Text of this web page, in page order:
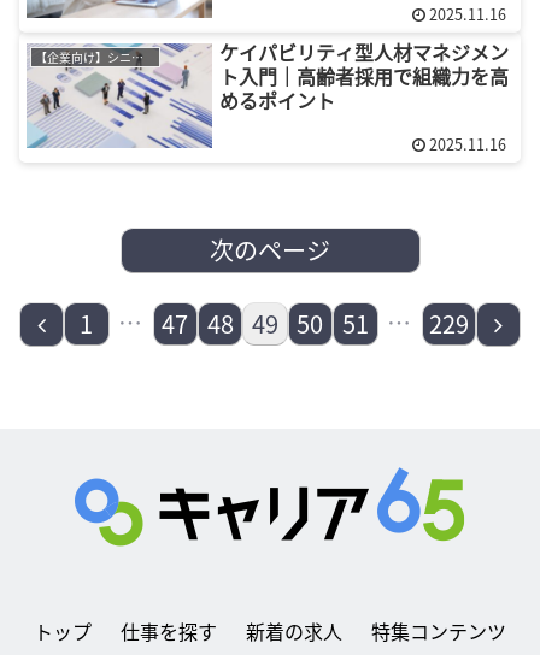
2025.11.16
【企業向け】シニア採用
ケイパビリティ型人材マネジメン
ト入門｜高齢者採用で組織力を高
めるポイント
2025.11.16
次のページ
前
1 … 47 48 49 50 51 … 229
次
トップ 仕事を探す 新着の求人 特集コンテンツ